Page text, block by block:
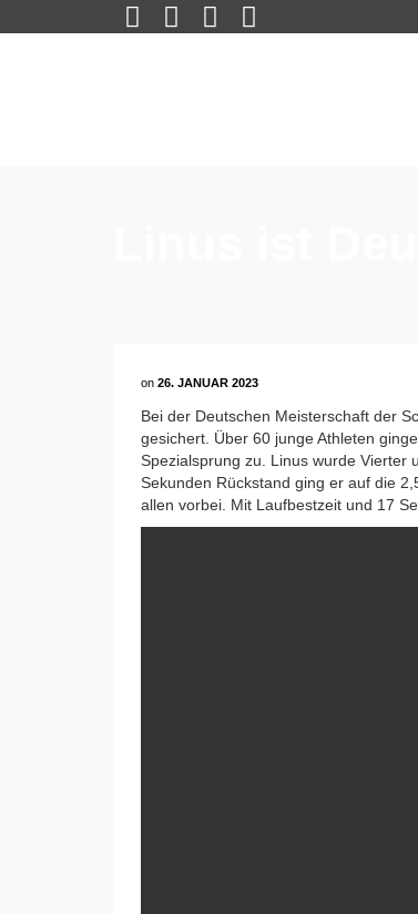
on 26. JANUAR 2023
Bei der Deutschen Meisterschaft der
gesichert. Über 60 junge Athleten
Spezialsprung zu. Linus wurde Vierter
Sekunden Rückstand ging er auf die
allen vorbei. Mit Laufbestzeit und 17